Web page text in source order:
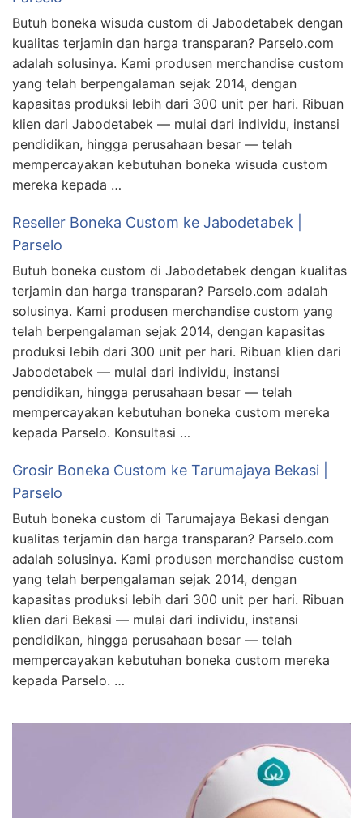
Butuh boneka wisuda custom di Jabodetabek dengan
kualitas terjamin dan harga transparan? Parselo.com
adalah solusinya. Kami produsen merchandise custom
yang telah berpengalaman sejak 2014, dengan
kapasitas produksi lebih dari 300 unit per hari. Ribuan
klien dari Jabodetabek — mulai dari individu, instansi
pendidikan, hingga perusahaan besar — telah
mempercayakan kebutuhan boneka wisuda custom
mereka kepada …
Reseller Boneka Custom ke Jabodetabek |
Parselo
Butuh boneka custom di Jabodetabek dengan kualitas
terjamin dan harga transparan? Parselo.com adalah
solusinya. Kami produsen merchandise custom yang
telah berpengalaman sejak 2014, dengan kapasitas
produksi lebih dari 300 unit per hari. Ribuan klien dari
Jabodetabek — mulai dari individu, instansi
pendidikan, hingga perusahaan besar — telah
mempercayakan kebutuhan boneka custom mereka
kepada Parselo. Konsultasi …
Grosir Boneka Custom ke Tarumajaya Bekasi |
Parselo
Butuh boneka custom di Tarumajaya Bekasi dengan
kualitas terjamin dan harga transparan? Parselo.com
adalah solusinya. Kami produsen merchandise custom
yang telah berpengalaman sejak 2014, dengan
kapasitas produksi lebih dari 300 unit per hari. Ribuan
klien dari Bekasi — mulai dari individu, instansi
pendidikan, hingga perusahaan besar — telah
mempercayakan kebutuhan boneka custom mereka
kepada Parselo. …